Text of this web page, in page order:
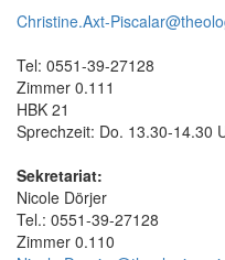
Christine.Axt-
Tel: 0551-39-27128
Zimmer 0.111
HBK 21
Sprechzeit: Do. 13.30-14.30
Sekretariat:
Nicole Dörjer
Tel.: 0551-39-27128
Zimmer 0.110